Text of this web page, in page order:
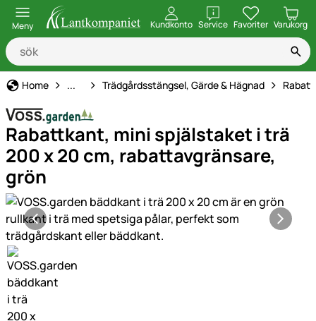
Meny Kundkonto ServiceöppnaFavoriter Varukorg
Home Hem, gård & stall
... Trädgårdsstängsel, Gärde & Hägnad
Rabattkant, mini spjälstaket i trä
200 x 20 cm, rabattavgränsare,
grön
Produktgaleri